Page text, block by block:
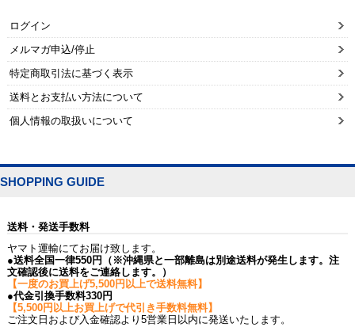
ログイン
メルマガ申込/停止
特定商取引法に基づく表示
送料とお支払い方法について
個人情報の取扱いについて
SHOPPING GUIDE
送料・発送手数料
ヤマト運輸にてお届け致します。
●送料全国一律550円（※沖縄県と一部離島は別途送料が発生します。注
文確認後に送料をご連絡します。）
【一度のお買上げ5,500円以上で送料無料】
●代金引換手数料330円
【5,500円以上お買上げで代引き手数料無料】
ご注文日および入金確認より5営業日以内に発送いたします。